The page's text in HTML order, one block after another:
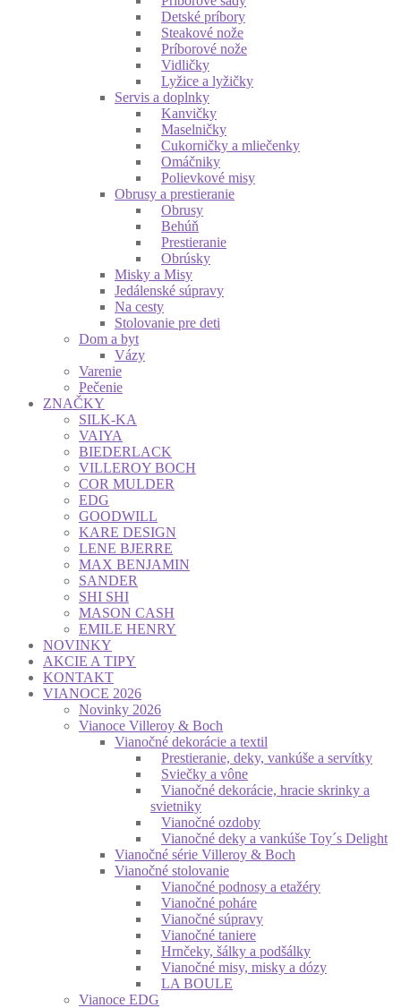
Detské príbory
Steakové nože
Príborové nože
Vidličky
Lyžice a lyžičky
Servis a doplnky
Kanvičky
Maselničky
Cukorničky a mliečenky
Omáčniky
Polievkové misy
Obrusy a prestieranie
Obrusy
Behúň
Prestieranie
Obrúsky
Misky a Misy
Jedálenské súpravy
Na cesty
Stolovanie pre deti
Dom a byt
Vázy
Varenie
Pečenie
ZNAČKY
SILK-KA
VAIYA
BIEDERLACK
VILLEROY BOCH
COR MULDER
EDG
GOODWILL
KARE DESIGN
LENE BJERRE
MAX BENJAMIN
SANDER
SHI SHI
MASON CASH
EMILE HENRY
NOVINKY
AKCIE A TIPY
KONTAKT
VIANOCE 2026
Novinky 2026
Vianoce Villeroy & Boch
Vianočné dekorácie a textil
Prestieranie, deky, vankúše a servítky
Sviečky a vône
Vianočné dekorácie, hracie skrinky a
svietniky
Vianočné ozdoby
Vianočné deky a vankúše Toy´s Delight
Vianočné série Villeroy & Boch
Vianočné stolovanie
Vianočné podnosy a etažéry
Vianočné poháre
Vianočné súpravy
Vianočné taniere
Hrnčeky, šálky a podšálky
Vianočné misy, misky a dózy
LA BOULE
Vianoce EDG